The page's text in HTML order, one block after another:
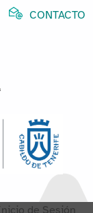
CONTACTO
de Sesión